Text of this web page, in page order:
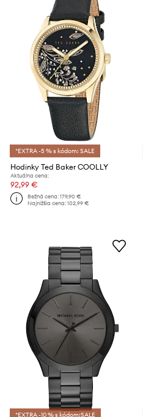
*EXTRA -5 % s kódom: SALE
Hodinky Ted Baker COOLLY
Aktuálna cena:
92,99 €
Bežná cena:179,90 €
Najnižšia cena:102,99 €
*EXTRA -10 % s kódom:SALE